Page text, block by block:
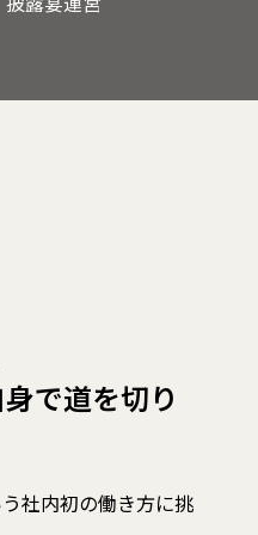
で道を切り
社内初の働き方に挑